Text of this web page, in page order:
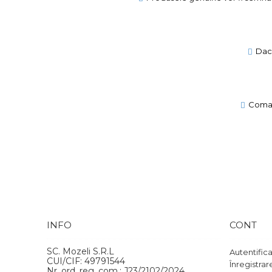
INFO
SC. Mozeli S.R.L
CUI/CIF: 49791544
CONT